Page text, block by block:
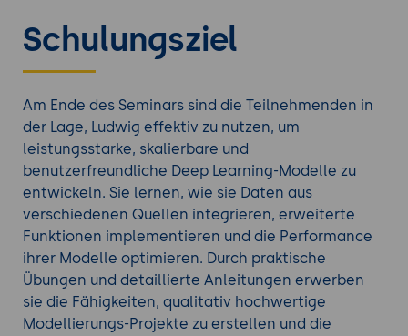
zur Nutzung von Ludwig kennen. Das Seminar
umfasst die Einführung in Ludwig, Installation und
Funktionen, erweiterte Modellierungstechniken,
Integration in bestehende Systeme, Performance-
Optimierung und Skalierung sowie Debugging und
Monitoring. Teilnehmende werden in die Lage
versetzt, Ludwig effektiv zu nutzen, um
leistungsstarke und skalierbare Deep Learning-
Modelle zu erstellen. Durch praxisorientierte
Übungen und detaillierte Anleitungen erlangen sie
die Fähigkeit, qualitativ hochwertige Modelle zu
entwickeln, erweiterte Funktionen zu
implementieren und ihre Anwendungen
Schulungsziel
Am Ende des Seminars sind die Teilnehmenden in
der Lage, Ludwig effektiv zu nutzen, um
leistungsstarke, skalierbare und
benutzerfreundliche Deep Learning-Modelle zu
entwickeln. Sie lernen, wie sie Daten aus
verschiedenen Quellen integrieren, erweiterte
Funktionen implementieren und die Performance
ihrer Modelle optimieren. Durch praktische
Übungen und detaillierte Anleitungen erwerben
sie die Fähigkeiten, qualitativ hochwertige
Modellierungs-Projekte zu erstellen und die